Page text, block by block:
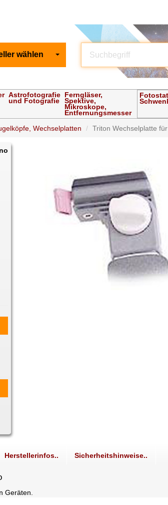
wählen
Astrofotografie
und Fotografie
Ferngläser,
Spektive,
Mikroskope,
Entfernungsmesser
Wechselplatten Triton Wechselplatte
Herstellerinfos.. Sicherheitshinweise..
Geräten.